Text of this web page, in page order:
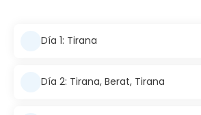
Día 1: Tirana
Día 2: Tirana, Berat, Tirana